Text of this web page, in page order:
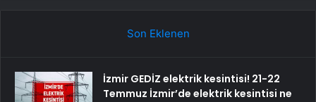
Son Eklenen
İzmir GEDİZ elektrik kesintisi! 21-22
Temmuz İzmir’de elektrik kesintisi ne